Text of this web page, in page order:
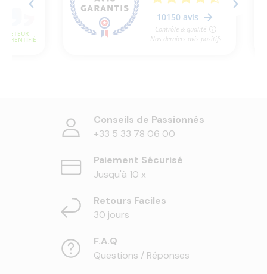
Conseils de Passionnés
+33 5 33 78 06 00
Paiement Sécurisé
Jusqu'à 10 x
Retours Faciles
30 jours
F.A.Q
Questions / Réponses